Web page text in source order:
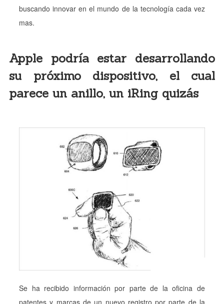
buscando innovar en el mundo de la tecnología cada vez
mas.
Apple podría estar desarrollando
su próximo dispositivo, el cual
parece un anillo, un iRing quizás
Se ha recibido información por parte de la oficina de
patentes y marcas de un nuevo registro por parte de la